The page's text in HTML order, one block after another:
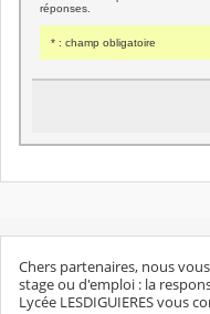
Chers partenaires, nous
stage ou d'emploi : la
Lycée LESDIGUIERES vous